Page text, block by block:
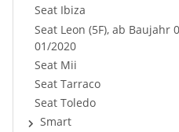
Seat Ibiza
Seat Leon (5F), ab Baujahr
01/2020
Seat Mii
Seat Tarraco
Seat Toledo
Smart